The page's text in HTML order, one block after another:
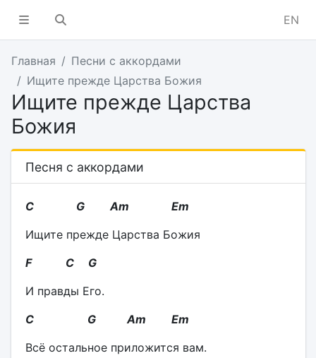
EN
Главная
Песни с аккордами
Ищите прежде Царства Божия
Ищите прежде Царства
Божия
Песня с аккордами
C G Am
Em
Ищите прежде Царства Божия
F C G
И правды Его.
C G Am Em
Всё остальное приложится вам.